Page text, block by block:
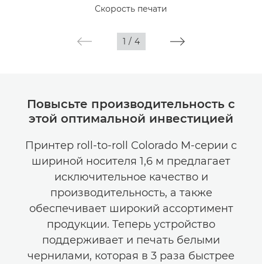
Скорость печати
1 / 4
Повысьте производительность с
этой оптимальной инвестицией
Принтер roll-to-roll Colorado M-серии с
шириной носителя 1,6 м предлагает
исключительное качество и
производительность, а также
обеспечивает широкий ассортимент
продукции. Теперь устройство
поддерживает и печать белыми
чернилами, которая в 3 раза быстрее